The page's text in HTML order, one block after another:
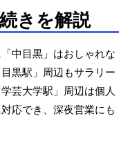
きを解説
中目黒」はおしゃれな
黒駅」周辺もサラリー
芸大学駅」周辺は個人
応でき、深夜営業にも